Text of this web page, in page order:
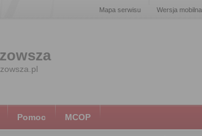
Mapa serwisu Wersja mobilna
Pomoc MCOP